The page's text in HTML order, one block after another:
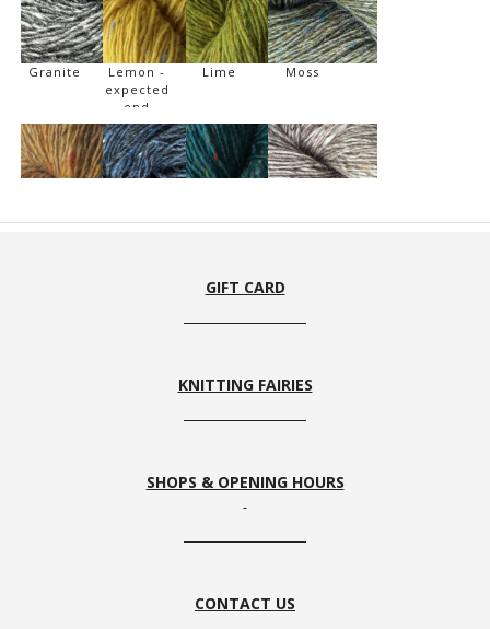
Granite
Lemon -
expected
end
march
2023
Lime Moss
Grey
GIFT CARD
KNITTING FAIRIES
SHOPS & OPENING HOURS
CONTACT US